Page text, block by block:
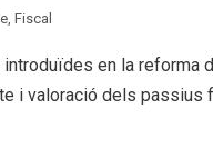
Fiscal
en la reforma
i valoració dels passius